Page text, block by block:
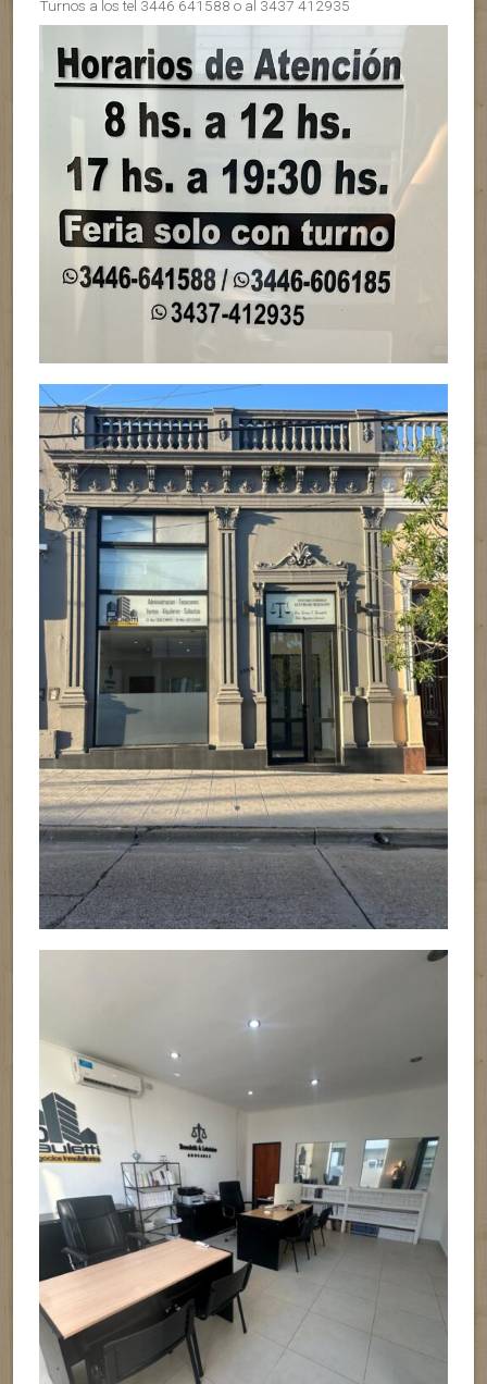
Turnos a los tel 3446 641588 o al 3437 412935